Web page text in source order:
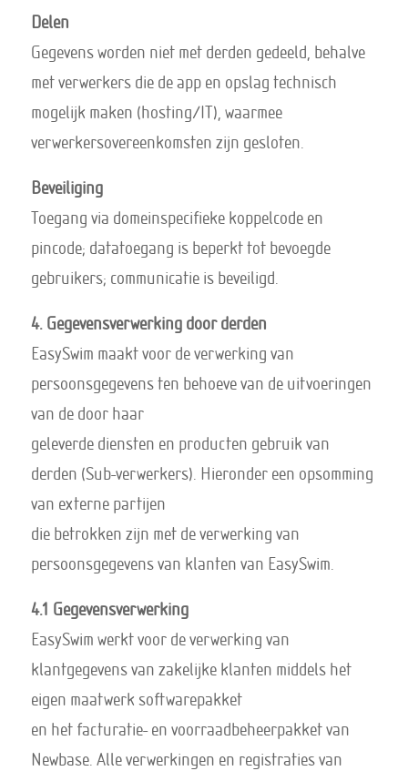
Delen
Gegevens worden niet met derden gedeeld, behalve
met verwerkers die de app en opslag technisch
mogelijk maken (hosting/IT), waarmee
verwerkersovereenkomsten zijn gesloten.
Beveiliging
Toegang via domeinspecifieke koppelcode en
pincode; datatoegang is beperkt tot bevoegde
gebruikers; communicatie is beveiligd.
4. Gegevensverwerking door derden
EasySwim maakt voor de verwerking van
persoonsgegevens ten behoeve van de uitvoeringen
van de door haar
geleverde diensten en producten gebruik van
derden (Sub-verwerkers). Hieronder een opsomming
van externe partijen
die betrokken zijn met de verwerking van
persoonsgegevens van klanten van EasySwim.
4.1 Gegevensverwerking
EasySwim werkt voor de verwerking van
klantgegevens van zakelijke klanten middels het
eigen maatwerk softwarepakket
en het facturatie- en voorraadbeheerpakket van
Newbase. Alle verwerkingen en registraties van